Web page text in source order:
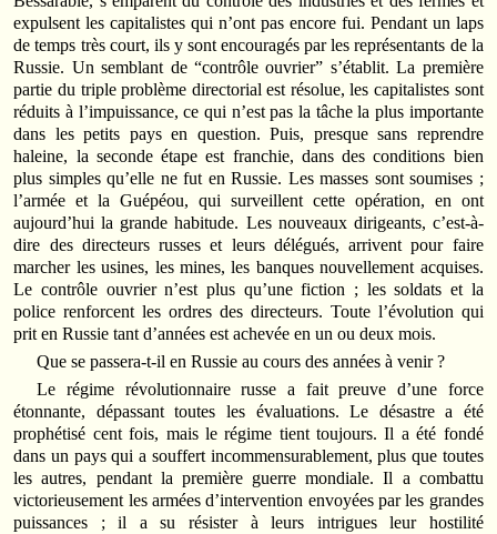
expulsent les capitalistes qui n’ont pas encore fui. Pendant un laps
de temps très court, ils y sont encouragés par les représentants de la
Russie. Un semblant de “contrôle ouvrier” s’établit. La première
partie du triple problème directorial est résolue, les capitalistes sont
réduits à l’impuissance, ce qui n’est pas la tâche la plus importante
dans les petits pays en question. Puis, presque sans reprendre
haleine, la seconde étape est franchie, dans des conditions bien
plus simples qu’elle ne fut en Russie. Les masses sont soumises ;
l’armée et la Guépéou, qui surveillent cette opération, en ont
aujourd’hui la grande habitude. Les nouveaux dirigeants, c’est-à-
dire des directeurs russes et leurs délégués, arrivent pour faire
marcher les usines, les mines, les banques nouvellement acquises.
Le contrôle ouvrier n’est plus qu’une fiction ; les soldats et la
police renforcent les ordres des directeurs. Toute l’évolution qui
prit en Russie tant d’années est achevée en un ou deux mois.
Que se passera-t-il en Russie au cours des années à venir ?
Le régime révolutionnaire russe a fait preuve d’une force
étonnante, dépassant toutes les évaluations. Le désastre a été
prophétisé cent fois, mais le régime tient toujours. Il a été fondé
dans un pays qui a souffert incommensurablement, plus que toutes
les autres, pendant la première guerre mondiale. Il a combattu
victorieusement les armées d’intervention envoyées par les grandes
puissances ; il a su résister à leurs intrigues leur hostilité